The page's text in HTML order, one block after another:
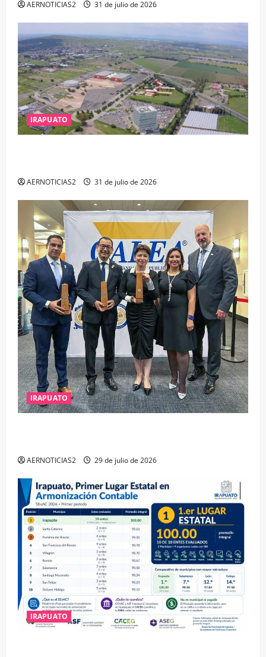
AERNOTICIAS2 31 de julio de 2026
IRAPUATO
AERNOTICIAS2 31 de julio de 2026
IRAPUATO
AERNOTICIAS2 29 de julio de 2026
IRAPUATO